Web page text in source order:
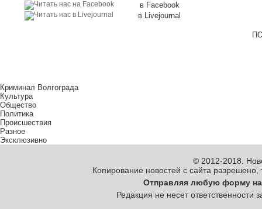
в Facebook
в Livejournal
Криминал Волгограда
Культура
Общество
Политика
Происшествия
Разное
Эксклюзивно
© 2012-2018.
Копирование новостей с сайта разрешено,
Отправляя любую форму на
Редакция не несет